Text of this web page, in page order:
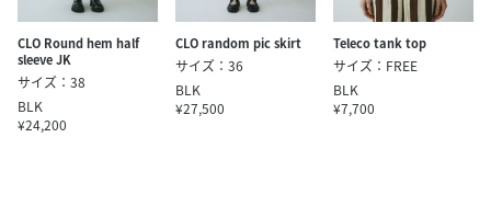
CLO Round hem half
sleeve JK
サイズ：38
BLK
¥24,200
CLO random pic skirt
サイズ：36
BLK
¥27,500
Teleco tank top
サイズ：FREE
BLK
¥7,700